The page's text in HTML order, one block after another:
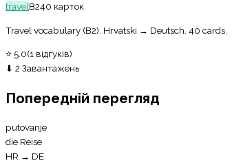
travelB240 карток
Travel vocabulary (B2). Hrvatski → Deutsch. 40 cards.
⭐5.0(1 відгуків)
⬇ 2 Завантажень
Попередній перегляд
putovanje
die Reise
HR → DE